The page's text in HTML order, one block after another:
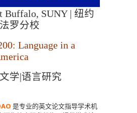
Buffalo, SUNY | 纽约
罗分校
Language in a
学|语言研究
是专业的英文论文指导学术机